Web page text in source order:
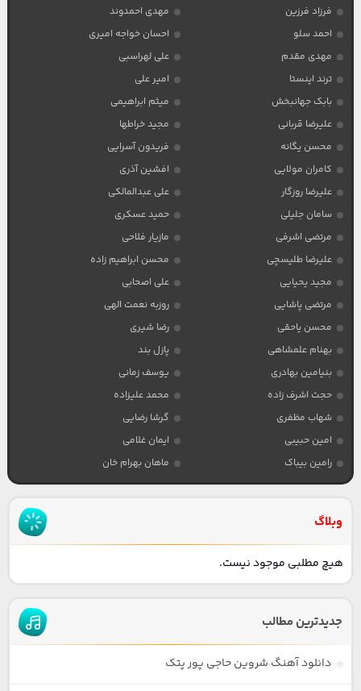
فرزاد فرزین
مهدی احمدوند
احمد سلو
احسان خواجه امیری
مهدی مقدم
علی لهراسبی
ترند اینستا
امیر علی
بابک جهانبخش
میثم ابراهیمی
علیرضا قربانی
مجید خراطها
محسن یگانه
فریدون آسرایی
کامران مولایی
افشین آذری
علیرضا روزگار
علی عبدالمالکی
سامان جلیلی
حمید عسکری
مرتضی اشرفی
مازیار فلاحی
علیرضا طلیسچی
محسن ابراهیم زاده
مجید یحیایی
علی اصحابی
مرتضی پاشایی
روزبه نعمت الهی
محسن یاحقی
رضا شیری
بهنام علمشاهی
پازل بند
بنیامین بهادری
یوسف زمانی
حجت اشرف زاده
محمد علیزاده
شهاب مظفری
گرشا رضایی
امین حبیبی
ایمان غلامی
رامین بیباک
ماهان بهرام خان
وبلاگ
هیچ مطلبی موجود نیست.
جدیدترین مطالب
دانلود آهنگ شروین حاجی پور پتک